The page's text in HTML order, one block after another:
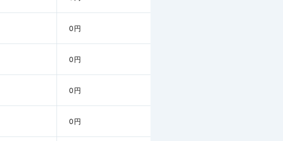
となった身の回り品の購入・レンタル
※１回の寄託手荷物の遅延につき、１０
万円が限度となります。
被保険者が負担した次の費用（＊）の
うち社会通念上妥当な金額をいいま
①出発地において、その航空機の代替
0円
0円
0円
0円